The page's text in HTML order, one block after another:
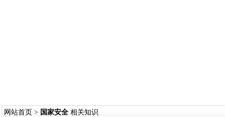
网站首页 > 国家安全 相关知识